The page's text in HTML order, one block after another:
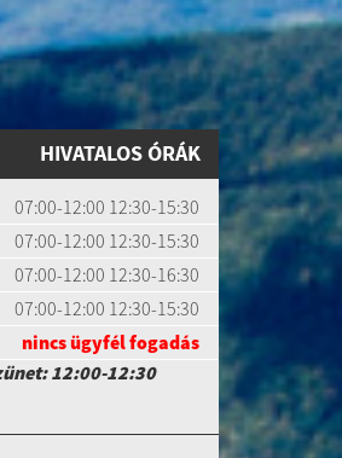
HIVATALOS ÓRÁK
07:00-12:00 12:30-15:30
07:00-12:00 12:30-15:30
07:00-12:00 12:30-16:30
07:00-12:00 12:30-15:30
nincs ügyfél fogadás
12:00-12:30